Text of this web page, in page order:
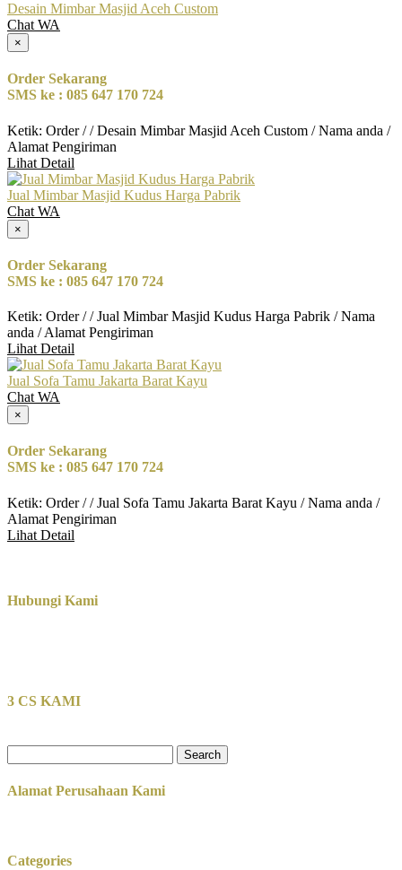
Desain Mimbar Masjid Aceh Custom
Chat WA
×
Order Sekarang
SMS ke : 085 647 170 724
Ketik: Order / / Desain Mimbar Masjid Aceh Custom / Nama anda /
Alamat Pengiriman
Lihat Detail
Jual Mimbar Masjid Kudus Harga Pabrik
Chat WA
×
Order Sekarang
SMS ke : 085 647 170 724
Ketik: Order / / Jual Mimbar Masjid Kudus Harga Pabrik / Nama
anda / Alamat Pengiriman
Lihat Detail
Jual Sofa Tamu Jakarta Barat Kayu
Chat WA
×
Order Sekarang
SMS ke : 085 647 170 724
Ketik: Order / / Jual Sofa Tamu Jakarta Barat Kayu / Nama anda /
Alamat Pengiriman
Lihat Detail
Hubungi Kami
3 CS KAMI
for:
Alamat Perusahaan Kami
Categories